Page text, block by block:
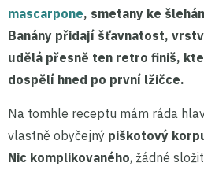
mascarpone, smetany ke
Banány přidají šťavnatost,
udělá přesně ten retro finiš,
dospělí hned po první lžičce.
Na tomhle receptu mám ráda
vlastně obyčejný piškotový
Nic komplikovaného, žádné